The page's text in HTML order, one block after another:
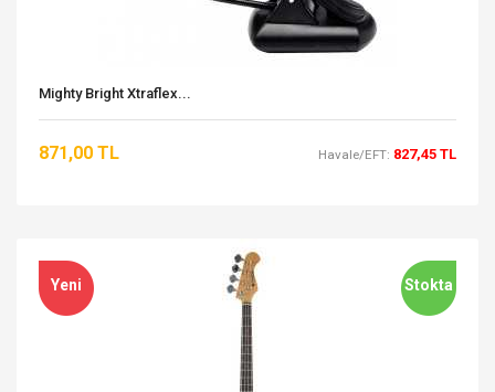
Mighty Bright Xtraflex...
871,00 TL Havale/EFT: 827,45 TL
Stokta
Yeni